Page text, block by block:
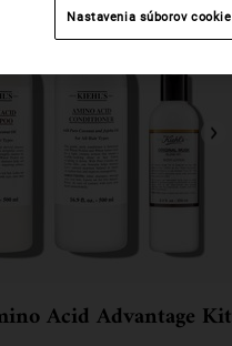
Acid Advantage Kit
Nastavenia súborov cookie